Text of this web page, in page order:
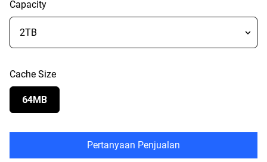
Capacity
Cache Size
64MB
Pertanyaan Penjualan